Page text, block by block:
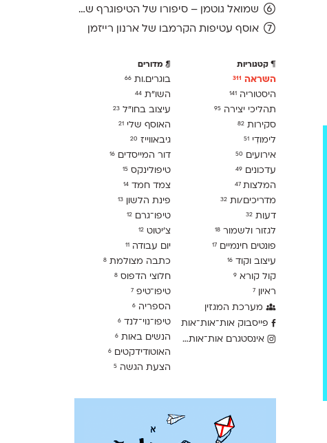
שמואל גוטמן – סיפורו של הטיפוגרף שמאחורי גופני מיקרוסופט, כפי שנחשף בארכיון של נינתו
אוסף עטיפות הקרמבו של ארנון רייזמן
קטגוריות
השראה 311
היסטוריה 141
תהליכי יצירה 95
סקירות 82
לימודִי 51
אירועים 50
עדכונים 49
המלצות47
מדריכים/ות 32
דעות 32
לגזור ולשמור 18
פונטים חינמיים 17
עיצוב וקוד 16
קול קורא 9
ראיון 7
מערכת המגזין
פייסבוק אות־אות־אות
אינסטגרם אות־אות־אות
מדורים
בוגרים.ות 66
השו״ת 44
עיצוב בחו"ל 23
האוסף שלי 21
גיבאווייז 20
דור המייסדים 16
טיפולינקס 15
צמד חמד 14
פינת הלשון 13
טיפו־גרם 12
צ׳יטוט 12
יום עבודה 11
כתבה מצולמת 8
חלוצי הדפוס 8
טיפו־טיפ 7
הספריה 6
טיפו־נוי־לנד 6
הנשים באות 6
האוטודידקטים 6
הצעת הגשה 5